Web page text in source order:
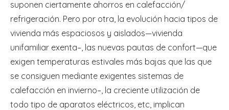
suponen ciertamente ahorros en calefacción/
refrigeración. Pero por otra, la evolución hacia tipos de
vivienda más espaciosos y aislados—vivienda
unifamiliar exenta–, las nuevas pautas de confort—que
exigen temperaturas estivales más bajas que las que
se consiguen mediante exigentes sistemas de
calefacción en invierno–, la creciente utilización de
todo tipo de aparatos eléctricos, etc, implican